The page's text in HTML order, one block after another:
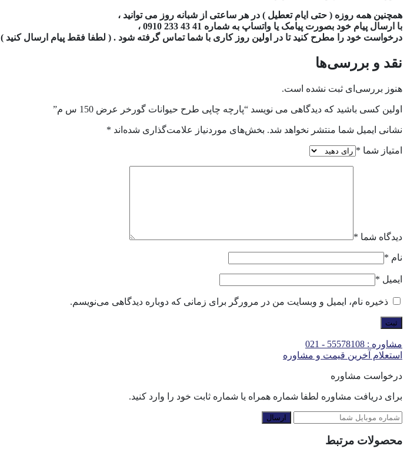
همچنین همه روزه ( حتی ایام تعطیل ) در هر ساعتی از شبانه روز می توانید ،
با ارسال پیام خود بصورت پیامک یا واتساپ به شماره 41 43 233 0910 ،
درخواست خود را مطرح کنید تا در اولین روز کاری با شما تماس گرفته شود . ( لطفا فقط پیام ارسال کنید )
نقد و بررسی‌ها
هنوز بررسی‌ای ثبت نشده است.
اولین کسی باشید که دیدگاهی می نویسد “پارچه چاپی طرح حیوانات گورخر عرض 150 س م”
نشانی ایمیل شما منتشر نخواهد شد. بخش‌های موردنیاز علامت‌گذاری شده‌اند *
امتیاز شما *
دیدگاه شما *
نام *
ایمیل *
ذخیره نام، ایمیل و وبسایت من در مرورگر برای زمانی که دوباره دیدگاهی می‌نویسم.
مشاوره : 55578108 - 021
استعلام آخرین قیمت و مشاوره
درخواست مشاوره
برای دریافت مشاوره لطفا شماره همراه یا شماره ثابت خود را وارد کنید.
ارسال
محصولات مرتبط